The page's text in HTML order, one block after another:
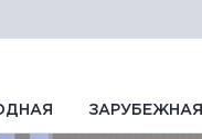
ЗАРУБЕЖНАЯ